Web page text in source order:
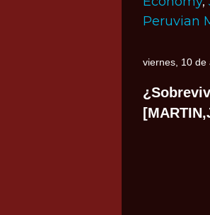
Peruvian
viernes, 10 de